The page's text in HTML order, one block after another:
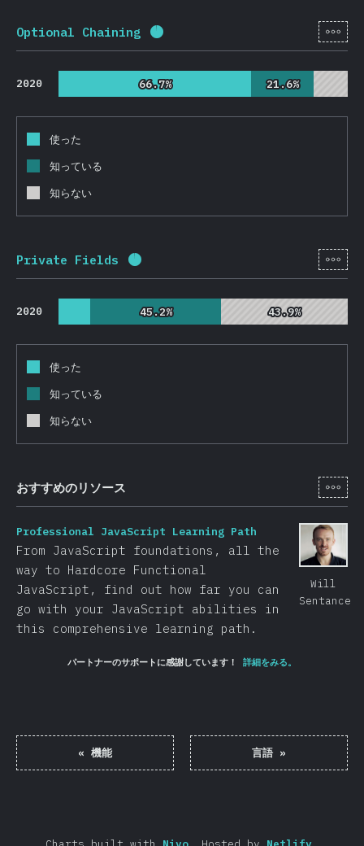
Optional Chaining 回答記入率： ) [ja-
2020 66.7%
66.7% 21.6%
21.6%
使った
知っている
知らない
Private Fields 回答記入率： [ja-
2020 45.2%
45.2% 43.9%
43.9%
使った
知っている
知らない
おすすめのリソース [ja-
Will
Sentance
Professional JavaScript Learning Path
From JavaScript foundations, all the
way to Hardcore Functional
JavaScript, find out how far you can
go with your JavaScript abilities in
this comprehensive learning path.
パートナーのサポートに感謝しています！ 詳細をみる。
« 機能 言語»